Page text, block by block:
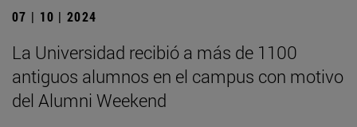
07 | 10 | 2024
La Universidad recibió a más de 1100
antiguos alumnos en el campus con motivo
del Alumni Weekend